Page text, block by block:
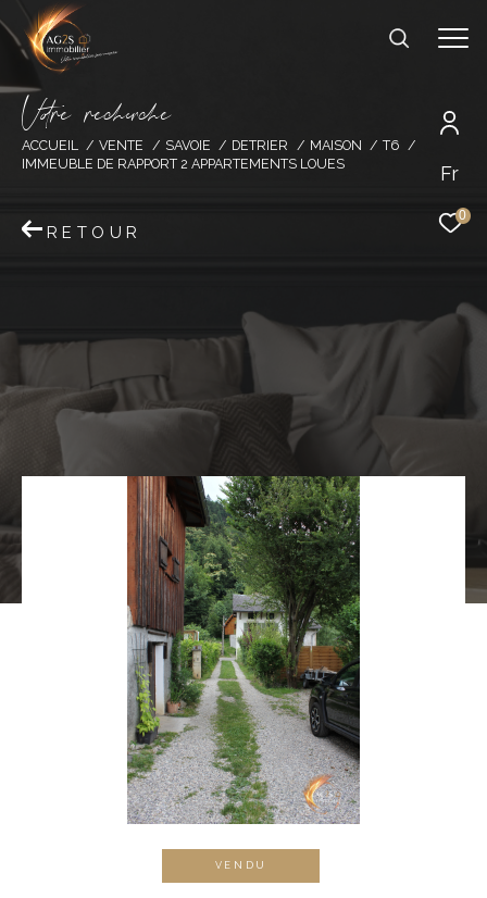
Fr
0
Vore recece
ACCUEIL VENTE SAVOIE DETRIER MAISON
T6
IMMEUBLE DE RAPPORT 2 APPARTEMENTS LOUES
RETOUR
VENDU